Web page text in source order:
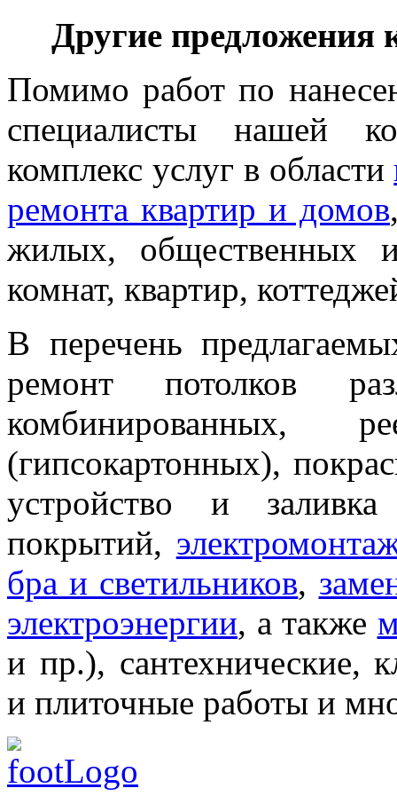
Другие предложения
Помимо работ по
специалисты нашей
комплекс услуг в области
ремонта квартир и домов
жилых, общественных
комнат, квартир,
В перечень
ремонт потолков
комбинированных,
(гипсокартонных),
устройство и
покрытий,
бра и светильников,
электроэнергии, а также
и пр.), сантехнические,
и плиточные работы и